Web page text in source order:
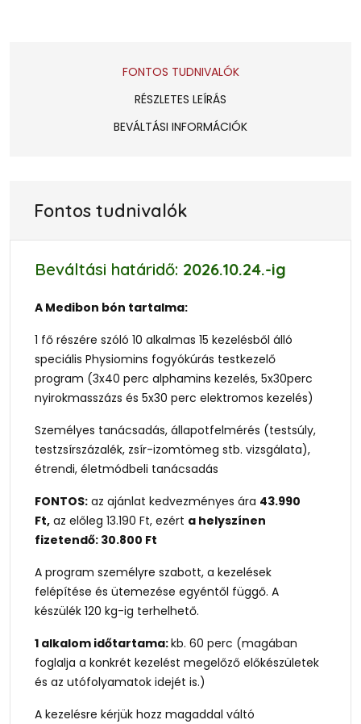
FONTOS TUDNIVALÓK
RÉSZLETES LEÍRÁS
BEVÁLTÁSI INFORMÁCIÓK
Fontos tudnivalók
Beváltási határidő: 2026.10.24.-ig
A Medibon bón tartalma:
1 fő részére szóló 10 alkalmas 15 kezelésből álló
speciális Physiomins fogyókúrás testkezelő
program (3x40 perc alphamins kezelés, 5x30perc
nyirokmasszázs és 5x30 perc elektromos kezelés)
Személyes tanácsadás, állapotfelmérés (testsúly,
testzsírszázalék, zsír-izomtömeg stb. vizsgálata),
étrendi, életmódbeli tanácsadás
FONTOS: az ajánlat kedvezményes ára 43.990
Ft, az előleg 13.190 Ft, ezért a helyszínen
fizetendő: 30.800 Ft
A program személyre szabott, a kezelések
felépítése és ütemezése egyéntől függő. A
készülék 120 kg-ig terhelhető.
1 alkalom időtartama:kb. 60 perc (magában
foglalja a konkrét kezelést megelőző előkészületek
és az utófolyamatok idejét is.)
A kezelésre kérjük hozz magaddal váltó